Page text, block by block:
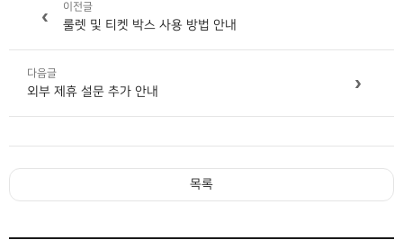
‹ 이전글
룰렛 및 티켓 박스 사용 방법 안내
다음글
외부 제휴 설문 추가 안내 ›
목록